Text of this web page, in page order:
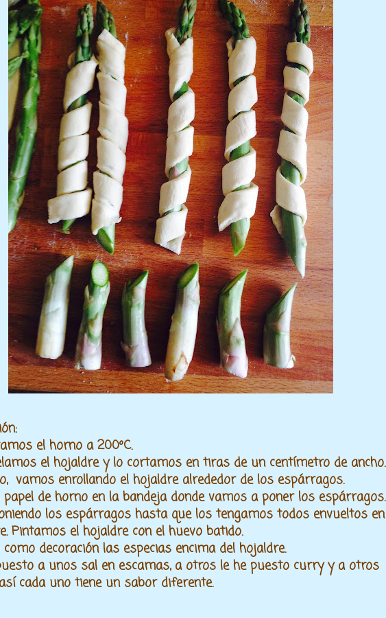
el horno a 200ºC.
el hojaldre y lo cortamos en tiras de un centímetro de ancho.
vamos enrollando el hojaldre alrededor de los espárragos.
papel de horno en la bandeja donde vamos a poner los espárragos.
los espárragos hasta que los tengamos todos envueltos en
Pintamos el hojaldre con el huevo batido.
decoración las especias encima del hojaldre.
a unos sal en escamas, a otros le he puesto curry y a otros
cada uno tiene un sabor diferente.